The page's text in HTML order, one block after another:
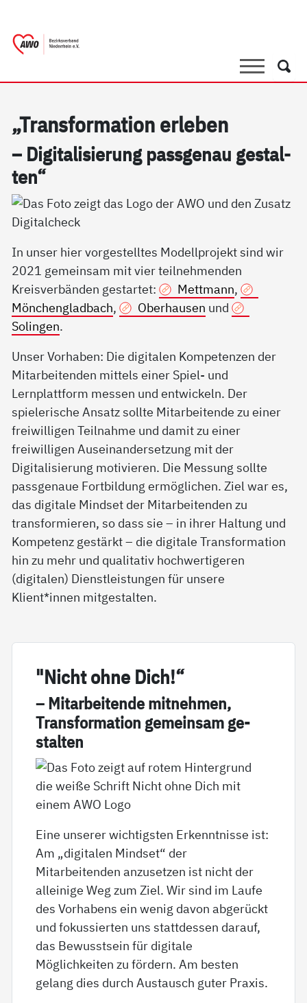
SucheSuche
„Trans­for­ma­ti­on er­le­ben
– Di­gi­ta­li­sie­rung pass­ge­nau ge­stal­
ten“
In unser hier vorgestelltes Modellprojekt sind wir
2021 gemeinsam mit vier teilnehmenden
Kreisverbänden gestartet:
Mettmann,
Mönchengladbach, Oberhausen und
Solingen.
Unser Vorhaben: Die digitalen Kompetenzen der
Mitarbeitenden mittels einer Spiel- und
Lernplattform messen und entwickeln. Der
spielerische Ansatz sollte Mitarbeitende zu einer
freiwilligen Teilnahme und damit zu einer
freiwilligen Auseinandersetzung mit der
Digitalisierung motivieren. Die Messung sollte
passgenaue Fortbildung ermöglichen. Ziel war es,
das digitale Mindset der Mitarbeitenden zu
transformieren, so dass sie – in ihrer Haltung und
Kompetenz gestärkt – die digitale Transformation
hin zu mehr und qualitativ hochwertigeren
(digitalen) Dienstleistungen für unsere
Klient*innen mitgestalten.
"Nicht oh­ne Dich!“
– Mit­ar­bei­ten­de mit­neh­men,
Trans­for­ma­ti­on ge­mein­sam ge­
stal­ten
Eine unserer wichtigsten Erkenntnisse ist:
Am „digitalen Mindset“ der
Mitarbeitenden anzusetzen ist nicht der
alleinige Weg zum Ziel. Wir sind im Laufe
des Vorhabens ein wenig davon abgerückt
und fokussierten uns stattdessen darauf,
das Bewusstsein für digitale
Möglichkeiten zu fördern. Am besten
gelang dies durch Austausch guter Praxis.